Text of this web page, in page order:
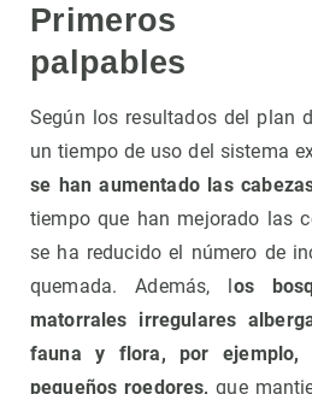
Primeros
palpables
Según los resultados del plan
un tiempo de uso del sistema
se han aumentado las
tiempo que han mejorado las
se ha reducido el número de
quemada. Además, los
matorrales irregulares
fauna y flora, por
pequeños roedores, que